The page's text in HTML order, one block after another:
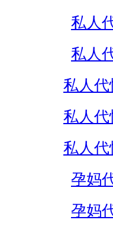
私人
私人
私人
私人代
私人代
孕妈
孕妈